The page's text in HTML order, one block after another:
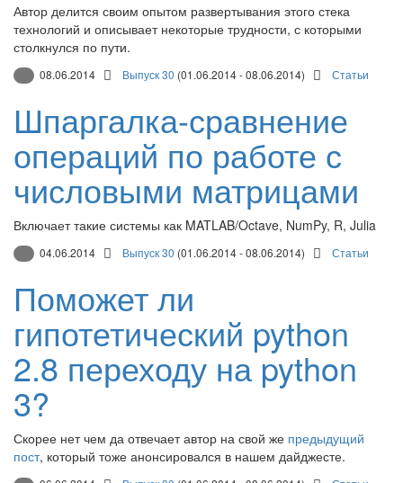
Автор делится своим опытом развертывания этого стека
технологий и описывает некоторые трудности, с которыми
столкнулся по пути.
08.06.2014 Выпуск 30 (01.06.2014 - 08.06.2014) Статьи
Шпаргалка-сравнение
операций по работе с
числовыми матрицами
Включает такие системы как MATLAB/Octave, NumPy, R, Julia
04.06.2014 Выпуск 30 (01.06.2014 - 08.06.2014) Статьи
Поможет ли
гипотетический python
2.8 переходу на python
3?
Скорее нет чем да отвечает автор на свой же предыдущий
пост, который тоже анонсировался в нашем дайджесте.